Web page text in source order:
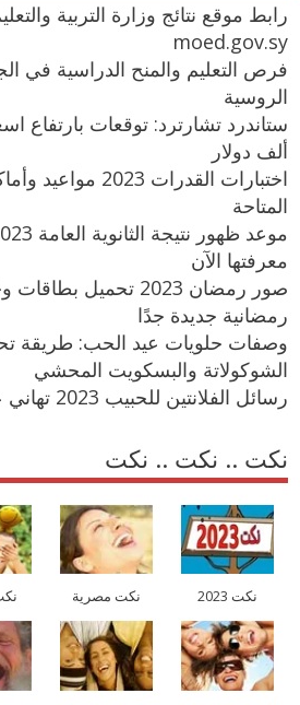
رابط موقع نتائج وزارة التربية
moed.gov.sy
فرص التعليم والمنح الدراسية في
الروسية
ألف دولار
اختبارات القدرات
المتاحة
معرفتها الآن
صور رمضان 2023 تحميل
رمضانية جديدة جدًا
وصفات حلويات عيد الحب: طريقة
الشوكولاتة والبسكويت المحشي
رسائل الفلانتين للحبيب 2023 تهاني عيد حب سعيد للعشاق
نكت .. نكت .. نكت
نكت 2023 نكت مصرية